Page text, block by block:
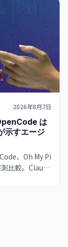
2026年8月7日
は
すエージ
、Oh My Pi
比較。Claude
功率は接近。